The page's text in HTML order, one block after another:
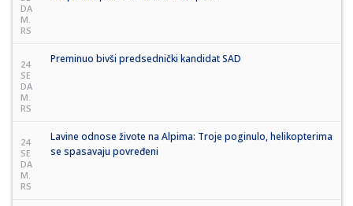
DA
M.
RS
24
SE
DA
M.
RS
Preminuo bivši predsednički kandidat SAD
24
SE
DA
M.
RS
Lavine odnose živote na Alpima: Troje poginulo, helikopterima
se spasavaju povređeni